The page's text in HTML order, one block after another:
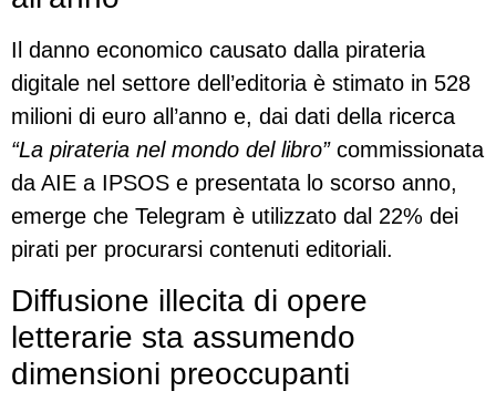
Il danno economico causato dalla pirateria
digitale nel settore dell’editoria è stimato in 528
milioni di euro all’anno e, dai dati della ricerca
“La pirateria nel mondo del libro”commissionata
da AIE a IPSOS e presentata lo scorso anno,
emerge che Telegram è utilizzato dal 22% dei
pirati per procurarsi contenuti editoriali.
Diffusione illecita di opere
letterarie sta assumendo
dimensioni preoccupanti